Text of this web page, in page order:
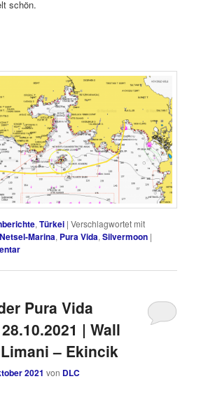
schön.
,Türkei |Verschlagwortet mit
Netsel-Marina, Pura Vida,Silvermoon |
Pura Vida
| Wall
– Ekincik
2021 von DLC